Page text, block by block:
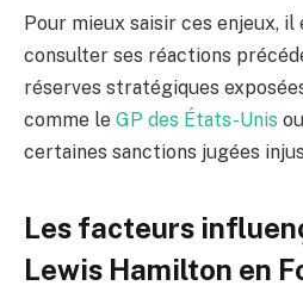
Pour mieux saisir ces enjeux,
consulter ses réactions
réserves stratégiques
comme le GP des États-Unis
certaines sanctions jugées
Les facteurs
Lewis Hamilton en